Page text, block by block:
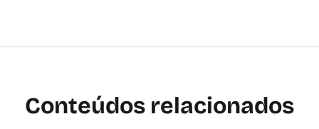
Conteúdos relacionados